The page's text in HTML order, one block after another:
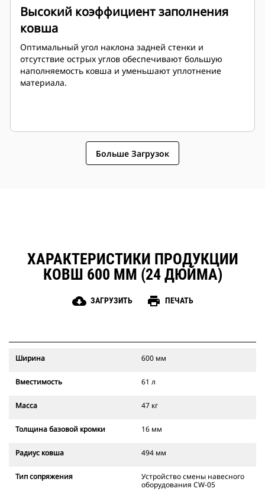
Высокий коэффициент заполнения
ковша
Оптимальный угол наклона задней стенки и
отсутствие острых углов обеспечивают большую
наполняемость ковша и уменьшают уплотнение
материала.
Больше Загрузок
ХАРАКТЕРИСТИКИ ПРОДУКЦИИ
КОВШ 600 ММ (24 ДЮЙМА)
cloud_download ЗАГРУЗИТЬ print ПЕЧАТЬ
Ширина 600 мм
Вместимость 61 л
Масса 47 кг
Толщина базовой кромки 16 мм
Радиус ковша 494 мм
Тип сопряжения
Устройство смены навесного
оборудования CW-05